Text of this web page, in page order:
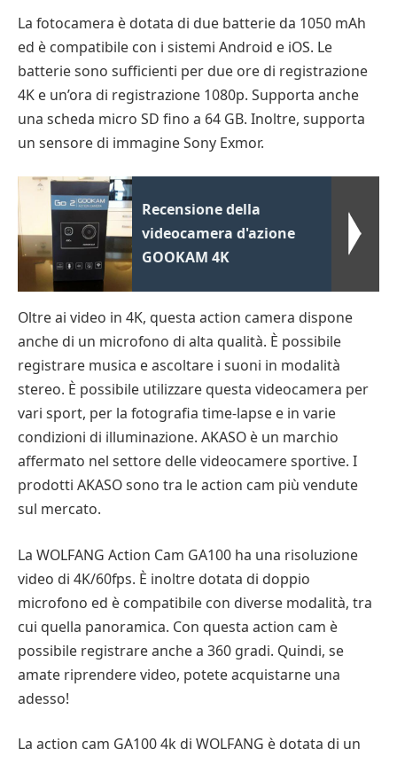
La fotocamera è dotata di due batterie da 1050 mAh
ed è compatibile con i sistemi Android e iOS. Le
batterie sono sufficienti per due ore di registrazione
4K e un’ora di registrazione 1080p. Supporta anche
una scheda micro SD fino a 64 GB. Inoltre, supporta
un sensore di immagine Sony Exmor.
Recensione della
videocamera d'azione
GOOKAM 4K
Oltre ai video in 4K, questa action camera dispone
anche di un microfono di alta qualità. È possibile
registrare musica e ascoltare i suoni in modalità
stereo. È possibile utilizzare questa videocamera per
vari sport, per la fotografia time-lapse e in varie
condizioni di illuminazione. AKASO è un marchio
affermato nel settore delle videocamere sportive. I
prodotti AKASO sono tra le action cam più vendute
sul mercato.
La WOLFANG Action Cam GA100 ha una risoluzione
video di 4K/60fps. È inoltre dotata di doppio
microfono ed è compatibile con diverse modalità, tra
cui quella panoramica. Con questa action cam è
possibile registrare anche a 360 gradi. Quindi, se
amate riprendere video, potete acquistarne una
adesso!
La action cam GA100 4k di WOLFANG è dotata di un